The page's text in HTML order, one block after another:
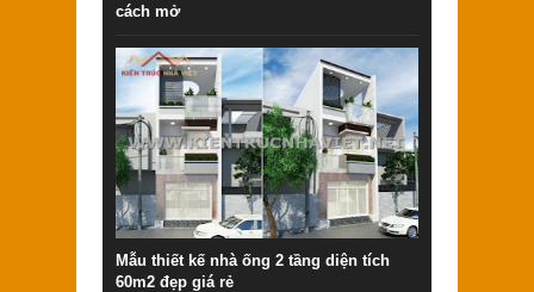
cách mở
Mẫu thiết kế nhà ống 2 tầng diện tích
60m2 đẹp giá rẻ